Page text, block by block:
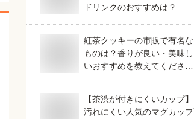
ドリンクのおすすめは？
紅茶クッキーの市販で有名な
ものは？香りが良い・美味し
いおすすめを教えてくださ
【茶渋が付きにくいカップ】
汚れにくい人気のマグカップ